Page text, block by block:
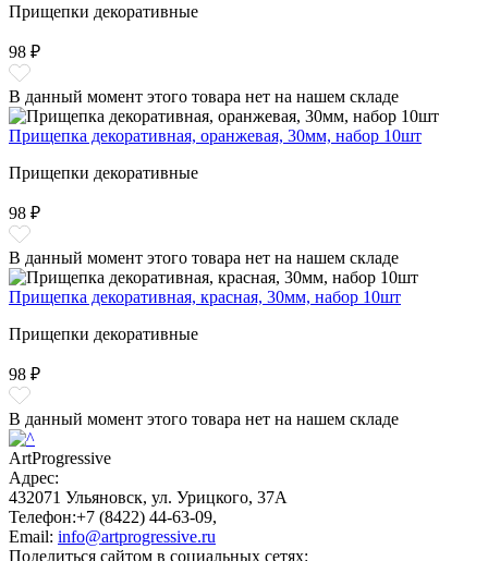
Прищепки декоративные
98 ₽
В данный момент этого товара нет на нашем складе
Прищепка декоративная, оранжевая, 30мм, набор 10шт
Прищепки декоративные
98 ₽
В данный момент этого товара нет на нашем складе
Прищепка декоративная, красная, 30мм, набор 10шт
Прищепки декоративные
98 ₽
В данный момент этого товара нет на нашем складе
ArtProgressive
Адрес:
432071 Ульяновск, ул. Урицкого, 37А
Телефон:+7 (8422) 44-63-09,
Email: info@artprogressive.ru
Поделиться сайтом в социальных сетях: